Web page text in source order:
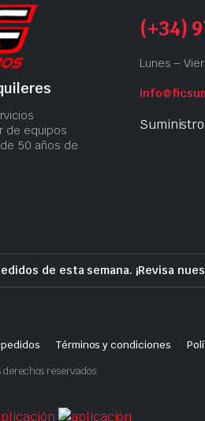
de equipos
50 años de
(+34)
Lunes –
de esta semana. ¡Revisa
Términos y condiciones
reservados.